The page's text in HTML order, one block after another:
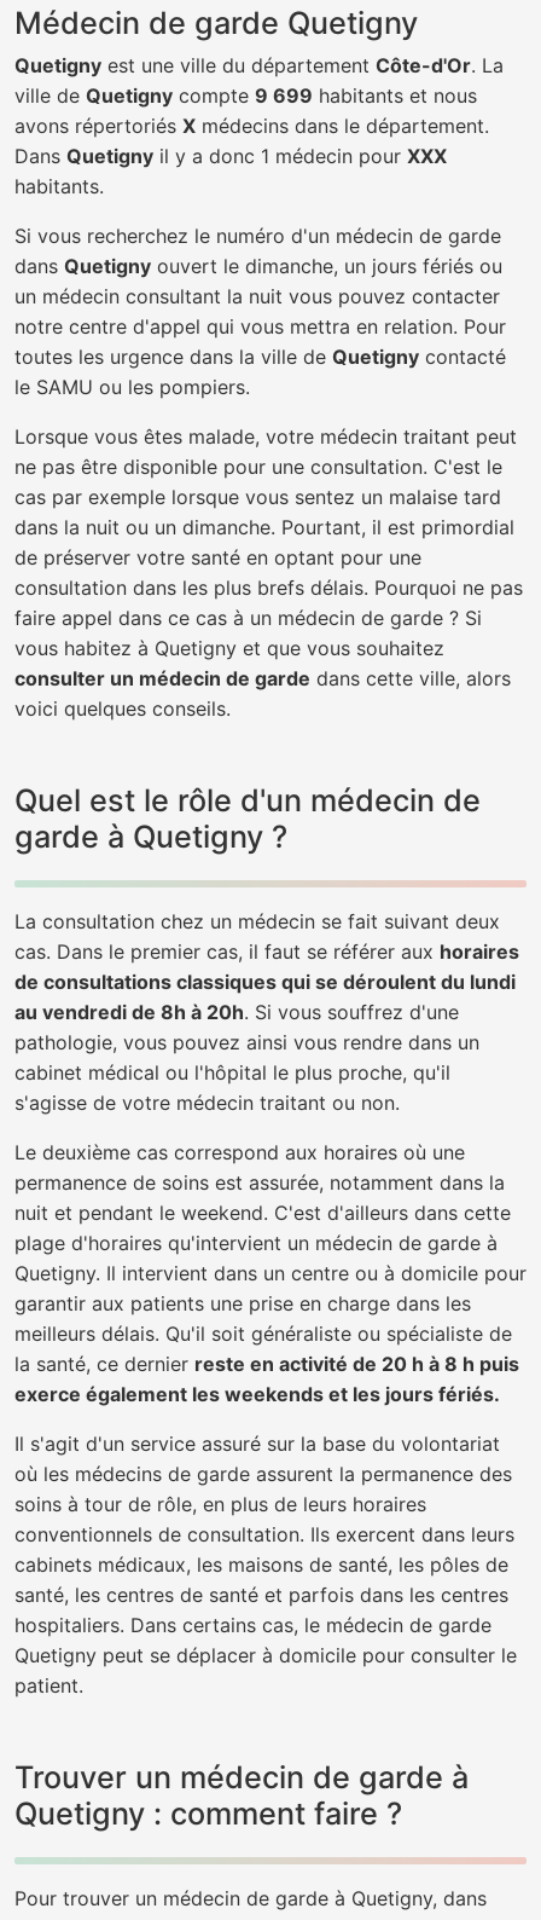
Médecin de garde Quetigny
Quetigny est une ville du département Côte-d'Or. La
ville de Quetigny compte 9 699 habitants et nous
avons répertoriés X médecins dans le département.
Dans Quetigny il y a donc 1 médecin pour XXX
habitants.
Si vous recherchez le numéro d'un médecin de garde
dans Quetigny ouvert le dimanche, un jours fériés ou
un médecin consultant la nuit vous pouvez contacter
notre centre d'appel qui vous mettra en relation. Pour
toutes les urgence dans la ville de Quetigny contacté
le SAMU ou les pompiers.
Lorsque vous êtes malade, votre médecin traitant peut
ne pas être disponible pour une consultation. C'est le
cas par exemple lorsque vous sentez un malaise tard
dans la nuit ou un dimanche. Pourtant, il est primordial
de préserver votre santé en optant pour une
consultation dans les plus brefs délais. Pourquoi ne pas
faire appel dans ce cas à un médecin de garde ? Si
vous habitez à Quetigny et que vous souhaitez
consulter un médecin de garde dans cette ville, alors
voici quelques conseils.
Quel est le rôle d'un médecin de
garde à Quetigny ?
La consultation chez un médecin se fait suivant deux
cas. Dans le premier cas, il faut se référer aux horaires
de consultations classiques qui se déroulent du lundi
au vendredi de 8h à 20h. Si vous souffrez d'une
pathologie, vous pouvez ainsi vous rendre dans un
cabinet médical ou l'hôpital le plus proche, qu'il
s'agisse de votre médecin traitant ou non.
Le deuxième cas correspond aux horaires où une
permanence de soins est assurée, notamment dans la
nuit et pendant le weekend. C'est d'ailleurs dans cette
plage d'horaires qu'intervient un médecin de garde à
Quetigny. Il intervient dans un centre ou à domicile pour
garantir aux patients une prise en charge dans les
meilleurs délais. Qu'il soit généraliste ou spécialiste de
la santé, ce dernier reste en activité de 20 h à 8 h puis
exerce également les weekends et les jours fériés.
Il s'agit d'un service assuré sur la base du volontariat
où les médecins de garde assurent la permanence des
soins à tour de rôle, en plus de leurs horaires
conventionnels de consultation. Ils exercent dans leurs
cabinets médicaux, les maisons de santé, les pôles de
santé, les centres de santé et parfois dans les centres
hospitaliers. Dans certains cas, le médecin de garde
Quetigny peut se déplacer à domicile pour consulter le
patient.
Trouver un médecin de garde à
Quetigny : comment faire ?
Pour trouver un médecin de garde à Quetigny, dans